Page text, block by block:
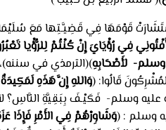
قَوْمَهَا فِي قَضِيَّـتِها مَعَ
أَفْتُونِي فِي رُؤْيَايَ إِنْ كُنْتُمْ لِلرُّؤْيا
وسلم- لأَصْحَابِهِ)(الترمذي في
قَالُوا: (وَاللهِ إِنَّ هَذَهِ
عليه وسلم- فَكَيْـفَ بِبَقِيَّةِ النَّاسِ؟
وسلم : (وَشَاوِرْهُمْ فِي الأَمْرِ فَإِذَا